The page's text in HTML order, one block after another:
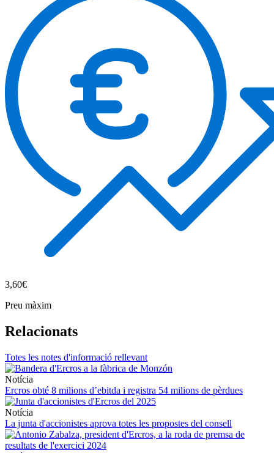
3,60€
Preu màxim
Relacionats
Totes les notes d'informació rellevant
Notícia
Ercros obté 8 milions d’ebitda i registra 54 milions de pèrdues
Notícia
La junta d'accionistes aprova totes les propostes del consell